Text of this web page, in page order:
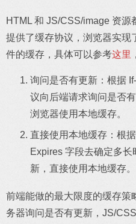
HTML 和 JS/CSS/image 资
提供了缓存协议，浏览器实现
件的缓存，具体可以参考这里
询问是否有更新：根据
议向后端请求询问是否
浏览器使用本地缓存。
直接使用本地缓存：根
Expires 字段去确定多
新，直接使用本地缓存。
前端能做的最大限度的缓存策
务器询问是否有更新，JS/